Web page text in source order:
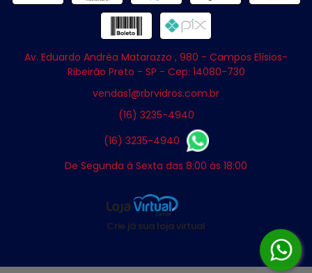
Av. Eduardo Andréa Matarazzo , 980 - Campos Elísios-
Ribeirão Preto - SP - Cep: 14080-730
vendas1@rbrvidros.com.br
(16) 3235-4940
(16) 3235-4940
De Segunda à Sexta das 8:00 às 18:00
Crie já sua loja virtual